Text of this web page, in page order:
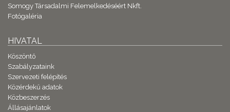
Somogy Társadalmi Felemelkedéséért Nkft.
Fotógaléria
HIVATAL
Köszöntő
Szabályzataink
Szervezeti felépítés
Közérdekű adatok
Közbeszerzés
Állásajánlatok